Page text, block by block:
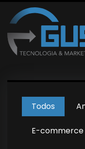
Todos
E-commerce